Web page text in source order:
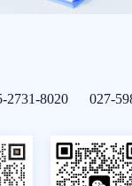
2731-8020 027-